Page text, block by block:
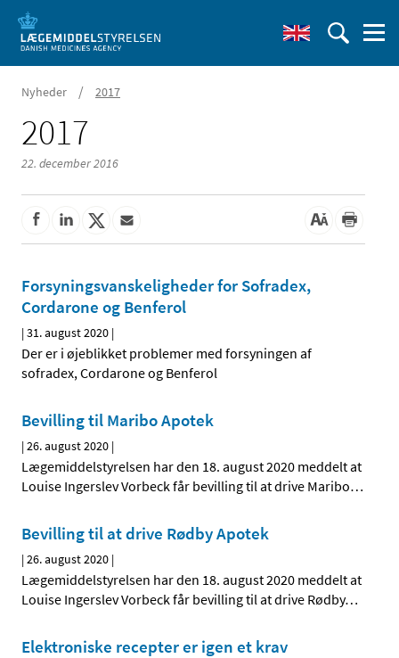
Nyheder / 2017
2017
22. december 2016
Forsyningsvanskeligheder for Sofradex,
Cordarone og Benferol
|31. august 2020 |
Der er i øjeblikket problemer med forsyningen af
sofradex, Cordarone og Benferol
Bevilling til Maribo Apotek
|26. august 2020 |
Lægemiddelstyrelsen har den 18. august 2020 meddelt at
Louise Ingerslev Vorbeck får bevilling til at drive Maribo…
Bevilling til at drive Rødby Apotek
|26. august 2020 |
Lægemiddelstyrelsen har den 18. august 2020 meddelt at
Louise Ingerslev Vorbeck får bevilling til at drive Rødby…
Elektroniske recepter er igen et krav